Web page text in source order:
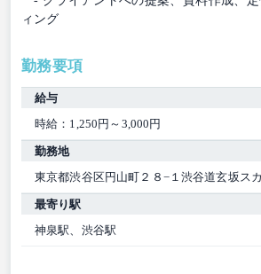
ィング
勤務要項
給与
時給：1,250円～3,000円
勤務地
東京都渋谷区円山町２８−１渋谷道玄坂ス
最寄り駅
神泉駅、渋谷駅